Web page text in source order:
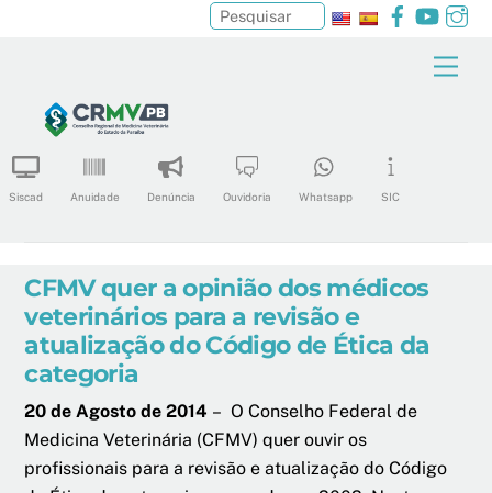
content
Facebook
Siscad Anuidade Denúncia Ouvidoria Whatsapp SIC
Pesquisar
CFMV quer a opinião dos médicos
veterinários para a revisão e
atualização do Código de Ética da
categoria
20 de Agosto de 2014 – O Conselho Federal de
Medicina Veterinária (CFMV) quer ouvir os
profissionais para a revisão e atualização do Código